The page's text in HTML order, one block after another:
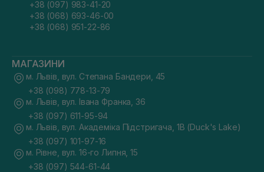
+38 (097) 983-41-20
+38 (068) 693-46-00
+38 (068) 951-22-86
МАГАЗИНИ
м. Львів, вул. Степана Бандери, 45
+38 (098) 778-13-79
м. Львів, вул. Івана Франка, 36
+38 (097) 611-95-94
м. Львів, вул. Академіка Підстригача, 1В (Duck's Lake)
+38 (097) 101-97-16
м. Рівне, вул. 16-го Липня, 15
+38 (097) 544-61-44